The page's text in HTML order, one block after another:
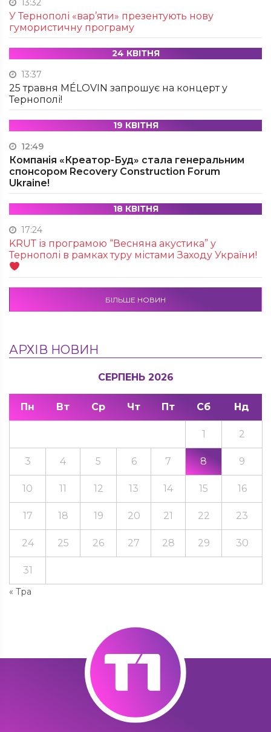
13:32
У Тернополі «вар’яти» презентують нову
гумористичну програму
24 КВІТНЯ
13:37
25 травня MÉLOVIN запрошує на концерт у
Тернополі!
19 КВІТНЯ
12:49
Компанія «Креатор-Буд» стала генеральним
спонсором Recovery Construction Forum
Ukraine!
18 КВІТНЯ
17:24
KRUТ із програмою “Весняна акустика” у
Тернополі в рамках туру містами Заходу України!
БІЛЬШЕ НОВИН
АРХІВ НОВИН
СЕРПЕНЬ 2026
Пн Вт Ср Чт Пт Сб Нд
« Тра
1 2
3 4 5 6 7 8 9
10 11 12 13 14 15 16
17 18 19 20 21 22 23
24 25 26 27 28 29 30
31